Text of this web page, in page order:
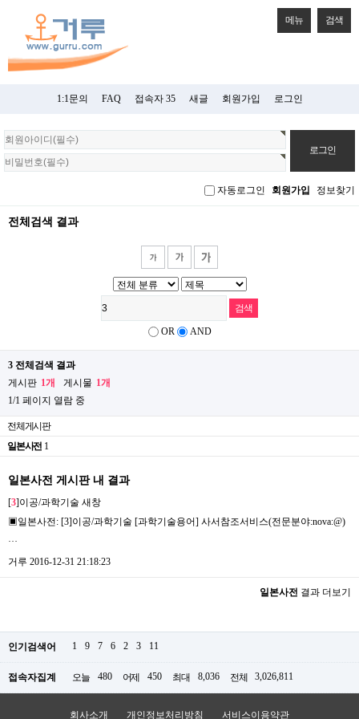
메뉴 검색
1:1문의 FAQ 접속자 35 새글 회원가입 로그인
회
원
로
자동로그인 회원가입 정보찾기
전체검색 결과
OR AND
3 전체검색 결과
게시판 1개 게시물 1개
1/1 페이지 열람 중
전체게시판
일본사전 1
일본사전 게시판 내 결과
[3]이공/과학기술 새창
▣일본사전: [3]이공/과학기술 [과학기술용어] 사서참조서비스(전문분야:nova:@)
…
거루 2016-12-31 21:18:23
일본사전 결과 더보기
인기검색어 1 9 7 6 2 3 11
접속자집계 오늘 480 어제 450 최대 8,036 전체 3,026,811
회사소개 개인정보처리방침 서비스이용약관